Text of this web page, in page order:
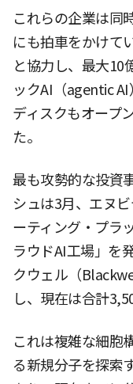
これらの企業は同
にも拍車をかけて
と協力し、最大10
ックAI（agentic
ディスクもオープ
た。
最も攻勢的な投資
シュは3月、エヌ
ーティング・プラ
ラウドAI工場」を
クウェル（
し、現在は合計
これは複雑な細胞
る新規分子を探索